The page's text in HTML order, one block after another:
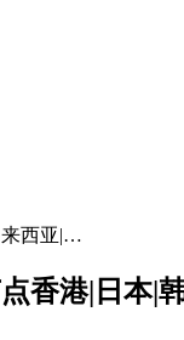
来西亚|…
香港|日本|